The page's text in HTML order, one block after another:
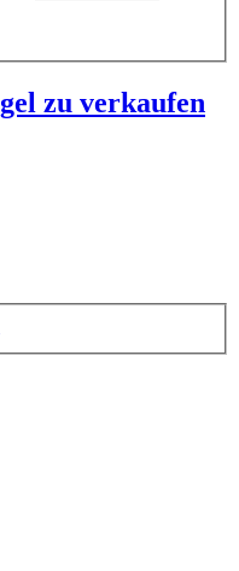
zu verkaufen